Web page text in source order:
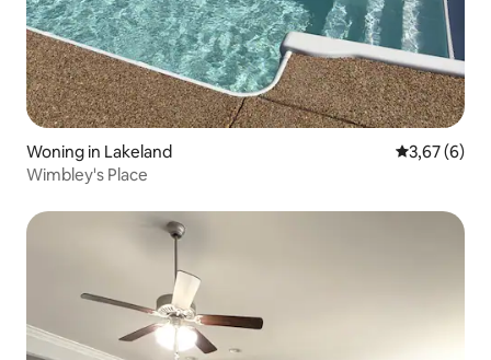
Woning in Lakeland
3,67 (6)
Wimbley's Place